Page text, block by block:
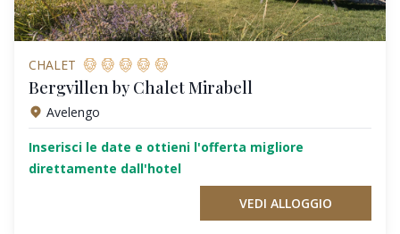
CHALET
Bergvillen by Chalet Mirabell
Avelengo
Inserisci le date e ottieni l'offerta migliore
direttamente dall'hotel
VEDI ALLOGGIO